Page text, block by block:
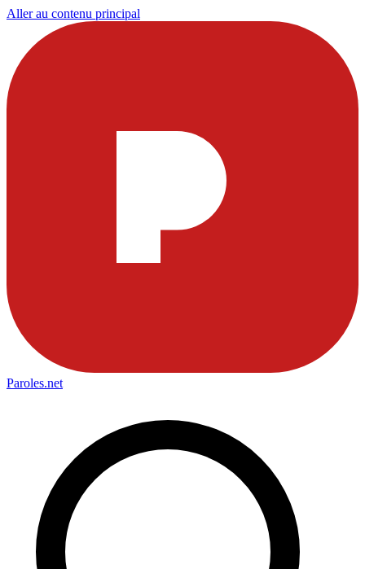
Aller au contenu principal
Paroles.net